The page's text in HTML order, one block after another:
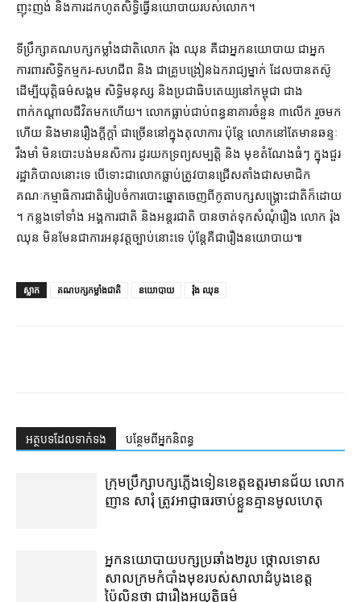
ញុះញង់ និង​ការ​ដកហូត​សិទ្ធិ​ធ្វើ​នយោបាយ​របស់​លោក។
ទីប្រឹក្សា​គណបក្ស​កម្លាំង​ជាតិ​លោក រ៉ុង ឈុន គឺជា​អ្នកនយោបាយ ជា​អ្នក
ការពារ​សិទ្ធិ​កម្មករ​-​សហជីព និង ជា​គ្រូបង្រៀន​ឯករាជ្យ​ម្នាក់ ដែល​បាន​តស៊ូ
ដើម្បី​យុត្តិធម៌​សង្គម សិទ្ធិមនុស្ស និង​ប្រជាធិបតេយ្យ​នៅ​កម្ពុជា ជាង​
ពាក់កណ្ដាល​ជីវិត​មក​ហើយ​។ លោក​ធ្លាប់​ជាប់ពន្ធនាគារ​ចំនួន ៣​លើក រួច​មក​
ហើយ និង​មានរឿង​ក្ដីក្ដាំ ជាច្រើន​នៅក្នុង​តុលាការ ប៉ុន្តែ លោក​នៅតែ​មាន​ឆន្ទៈ​
រឹងមាំ មិន​បោះបង់​មនសិការ ដូរ​យក​ទ្រព្យសម្បត្តិ និង មុខតំណែង​ធំៗ ក្នុង​ជួរ​
រដ្ឋាភិបាល​នោះ​ទេ បើទោះជា​លោក​ធ្លាប់​ត្រូវ​បាន​ជ្រើសតាំង​ជា​សមាជិក​
គណៈកម្មាធិការ​ជាតិ​រៀបចំ​ការបោះឆ្នោត​ចេញពី​កូតា​បក្ស​សង្គ្រោះ​ជាតិ​ក៏ដោយ​
។ កន្លងទៅ​ទាំង អង្គការ​ជាតិ និង​អន្តរជាតិ បាន​ចាត់​ទុក​សំណុំរឿង លោក រ៉ុង
ឈុន មិនមែន​ជា​ការអនុវត្ត​ច្បាប់​នោះ​ទេ ប៉ុន្តែ​គឺជា​រឿង​នយោបាយ៕
ស្លាក គណបក្សកម្លាំងជាតិ នយោបាយ រ៉ុង ឈុន
អត្ថបទ​ដែល​ទាក់ទង បន្ថែម​ពី​អ្នកនិពន្ធ
ក្រុមប្រឹក្សា​បក្ស​ភ្លើងទៀន​ខេត្ត​ឧត្ដរមានជ័យ លោក
ញាន សារុំ ត្រូវ​អាជ្ញាធរ​ចាប់ខ្លួន​គ្មាន​មូលហេតុ
អ្នកនយោបាយ​បក្ស​ប្រឆាំង​២​រូប ថ្កោលទោស​
សាលក្រម​កំបាំងមុខ​របស់​សាលាដំបូង​ខេត្ត​
ប៉ៃលិន​ថា ជា​រឿង​អយុត្តិធម៌